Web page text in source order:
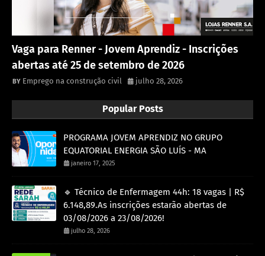
Vaga para Renner - Jovem Aprendiz - Inscrições
abertas até 25 de setembro de 2026
Emprego na construção civil julho 28, 2026
Popular Posts
PROGRAMA JOVEM APRENDIZ NO GRUPO
EQUATORIAL ENERGIA SÃO LUÍS - MA
janeiro 17, 2025
🔹 Técnico de Enfermagem 44h: 18 vagas | R$
6.148,89.As inscrições estarão abertas de
03/08/2026 a 23/08/2026!
julho 28, 2026